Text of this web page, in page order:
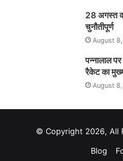
28 अगस्त
चुनौतीपूर्ण
August
पन्नालाल
रैकेट का
August
© Copyright 2026, All
Blog